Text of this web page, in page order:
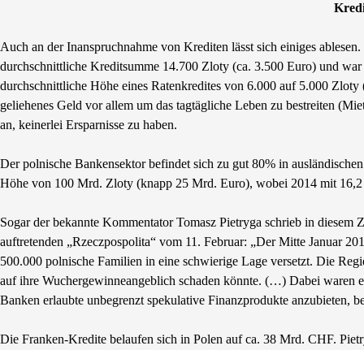
Auch an der Inanspruchnahme von Krediten lässt sich einiges
durchschnittliche Kreditsumme 14.700 Zloty (ca. 3.500 Euro) und
durchschnittliche Höhe eines Ratenkredites von 6.000 auf 5.000
geliehenes Geld vor allem um das tagtägliche Leben zu bestreiten
an, keinerlei Ersparnisse zu haben.
Der polnische Bankensektor befindet sich zu gut 80% in
Höhe von 100 Mrd. Zloty (knapp 25 Mrd. Euro), wobei 2014 mit
Sogar der bekannte Kommentator Tomasz Pietryga schrieb in
auftretenden „Rzeczpospolita“ vom 11. Februar: „Der Mitte Januar
500.000 polnische Familien in eine schwierige Lage versetzt. Die
auf ihre Wuchergewinneangeblich schaden könnte. (…) Dabei waren
Banken erlaubte unbegrenzt spekulative Finanzprodukte anzubieten,
Die Franken-Kredite belaufen sich in Polen auf ca. 38 Mrd. CHF.